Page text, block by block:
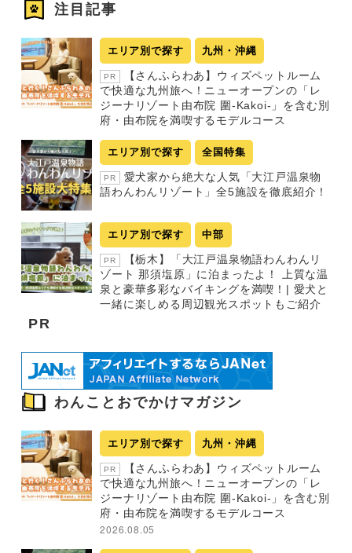
注目記事
エリア別で探す 九州・沖縄
PR
【さんふらわあ】ウィズペットルーム
で快適な九州旅へ！ニューオープンの「レ
ジーナリゾート由布院 圍-Kakoi-」を含む別
府・由布院を満喫するモデルコース
エリア別で探す 全国特集
PR
愛犬家から絶大な人気「大江戸温泉物
語わんわんリゾート」全5施設を徹底紹介！
エリア別で探す 中部
PR
【栃木】「大江戸温泉物語わんわんリ
ゾート 那須塩原」に泊まったよ！ 上質な温
泉と豪華多彩なバイキングを満喫！| 愛犬と
一緒に楽しめる周辺観光スポットもご紹介
PR
わんことおでかけマガジン
エリア別で探す 九州・沖縄
PR
【さんふらわあ】ウィズペットルーム
で快適な九州旅へ！ニューオープンの「レ
ジーナリゾート由布院 圍-Kakoi-」を含む別
府・由布院を満喫するモデルコース
2026.08.05